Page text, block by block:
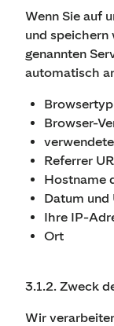
Wenn Sie auf
und
genannten
automatisch
Browsertyp
Browser-
Referrer
Hostname
Datum und
Ihre IP-
Ort
3.1.2. Zweck
Wir